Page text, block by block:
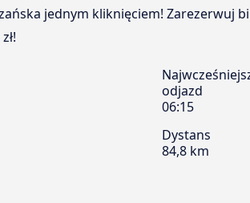
jednym kliknięciem! Zarezerwuj
odjazd
06:15
Dystans
84,8 km